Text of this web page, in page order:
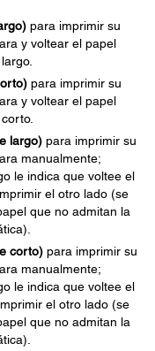
para imprimir su
y voltear el papel
para imprimir su
y voltear el papel
largo) para imprimir su
manualmente;
le indica que voltee el
el otro lado (se
que no admitan la
corto) para imprimir su
manualmente;
le indica que voltee el
el otro lado (se
que no admitan la